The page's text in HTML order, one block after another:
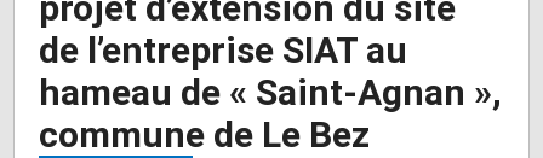
de l’entreprise SIAT au
hameau de « Saint-Agnan »,
commune de Le Bez